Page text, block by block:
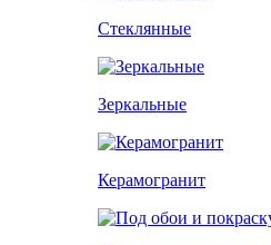
Стеклянные
Зеркальные
Керамогранит